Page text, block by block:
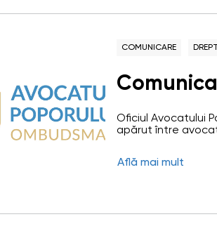
COMUNICARE
Oficiul Avocatului
apărut între
administrația
Află mai mult